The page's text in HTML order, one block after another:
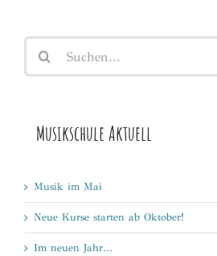
Suche
nach:
Musikschule Aktuell
Musik im Mai
Neue Kurse starten ab Oktober!
Im neuen Jahr…